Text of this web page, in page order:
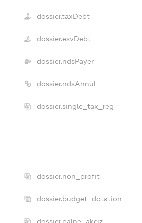
dossier.taxDebt
dossier.esvDebt
dossier.ndsPayer
dossier.ndsAnnul
dossier.single_tax_reg
dossier.non_profit
dossier.budget_dotation
dossier.palne_akciz